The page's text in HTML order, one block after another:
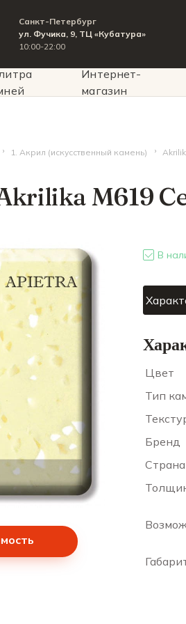
Санкт-Петербург
ул. Фучика, 9, ТЦ «Кубатура»
10:00-22:00
Интернет-
магазин
1. Акрил (искусственный камень)
M619
В
Цвет
Тип
Бренд